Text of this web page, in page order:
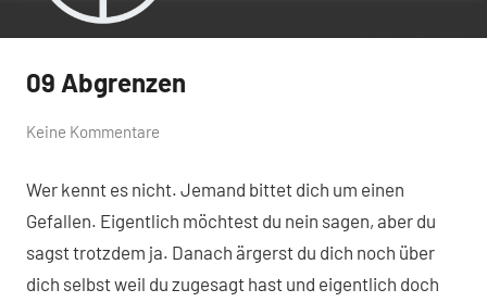
Allgemein
09 Abgrenzen
von
Saladino
14.
2022
Keine Kommentare
Wer kennt es nicht. Jemand bittet dich um einen
Gefallen. Eigentlich möchtest du nein sagen, aber du
sagst trotzdem ja. Danach ärgerst du dich noch über
dich selbst weil du zugesagt hast und eigentlich doch